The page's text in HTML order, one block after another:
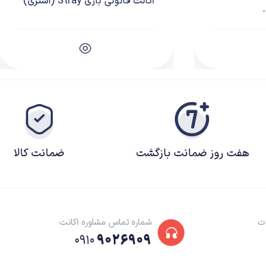
هفت روز ضمانت بازگشت ضمانت کالا
شماره تماس مشاوره اکانت
۰۹۱۰۹۰۲۶۹۰۹